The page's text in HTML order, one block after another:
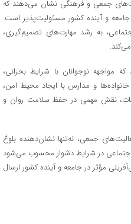
جمعی و فرهنگی نشان می‌دهند که
و آینده کشور مسئولیت‌پذیر است.
به رشد مهارت‌های تصمیم‌گیری،
مواجهه نوجوانان با شرایط بحرانی،
و مدارس با ایجاد محیط امن،
نقش مهمی در حفظ سلامت روان و
جمعی، نه‌تنها نشان‌دهنده بلوغ
در شرایط دشوار محسوب می‌شود
مؤثر در جامعه و آینده کشور ارسال